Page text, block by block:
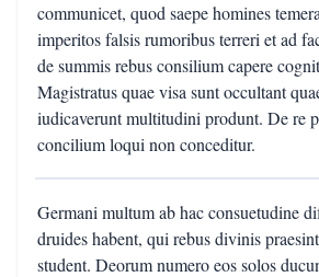
communicet, quod saepe homines
imperitos falsis rumoribus terreri et ad
de summis rebus consilium capere
Magistratus quae visa sunt occultant
iudicaverunt multitudini produnt. De re
concilium loqui non conceditur.
Germani multum ab hac consuetudine
druides habent, qui rebus divinis
student. Deorum numero eos solos